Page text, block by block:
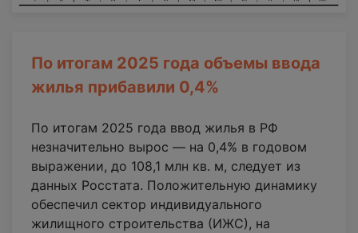
По итогам 2025 года объемы ввода
жилья прибавили 0,4%
По итогам 2025 года ввод жилья в РФ
незначительно вырос — на 0,4% в годовом
выражении, до 108,1 млн кв. м, следует из
данных Росстата. Положительную динамику
обеспечил сектор индивидуального
жилищного строительства (ИЖС), на